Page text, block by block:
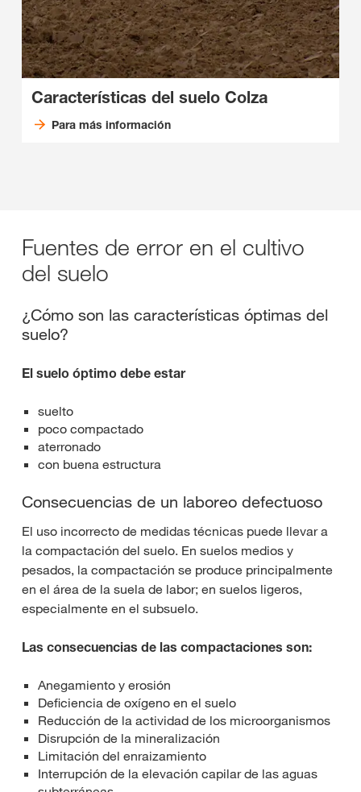
Características del suelo Colza
Para más información
Fuentes de error en el cultivo
del suelo
¿Cómo son las características óptimas del
suelo?
El suelo óptimo debe estar
suelto
poco compactado
aterronado
con buena estructura
Consecuencias de un laboreo defectuoso
El uso incorrecto de medidas técnicas puede llevar a
la compactación del suelo. En suelos medios y
pesados, la compactación se produce principalmente
en el área de la suela de labor; en suelos ligeros,
especialmente en el subsuelo.
Las consecuencias de las compactaciones son:
Anegamiento y erosión
Deficiencia de oxígeno en el suelo
Reducción de la actividad de los microorganismos
Disrupción de la mineralización
Limitación del enraizamiento
Interrupción de la elevación capilar de las aguas